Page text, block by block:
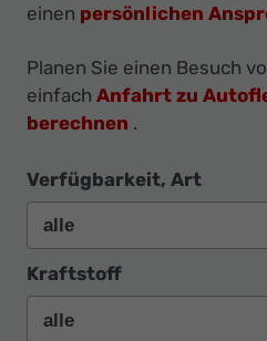
einen persönlichen
Planen Sie einen Besuch
einfach Anfahrt zu
berechnen .
Verfügbarkeit, Art
Kraftstoff